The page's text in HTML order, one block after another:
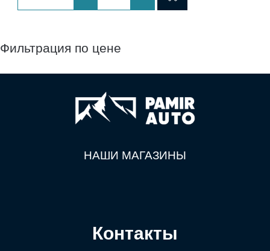
Фильтрация по цене
НАШИ МАГАЗИНЫ
Контакты